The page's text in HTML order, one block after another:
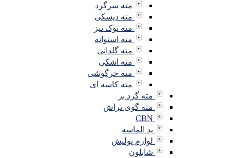
مته سرگرد
مته دیسکی
مته نوک تیز
مته استوانه
مته گلدانی
مته اشکی
مته خرگوشی
مته کاسه ای
مته گرد بر
مته گوی تراش
CBN
پد الماسه
لوازم پولیش
شابلون